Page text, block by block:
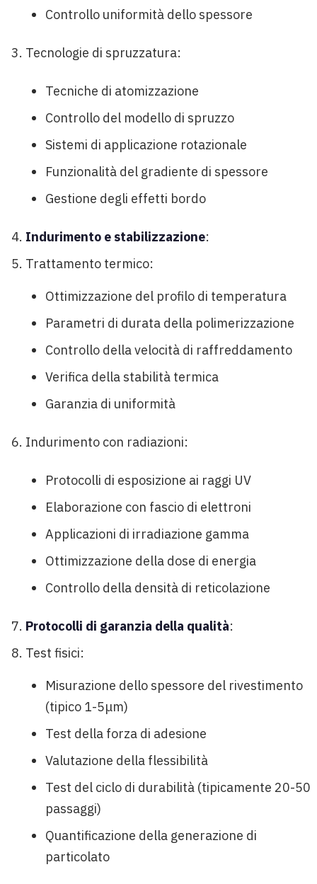
Controllo uniformità dello spessore
Tecnologie di spruzzatura:
Tecniche di atomizzazione
Controllo del modello di spruzzo
Sistemi di applicazione rotazionale
Funzionalità del gradiente di spessore
Gestione degli effetti bordo
Indurimento e stabilizzazione:
Trattamento termico:
Ottimizzazione del profilo di temperatura
Parametri di durata della polimerizzazione
Controllo della velocità di raffreddamento
Verifica della stabilità termica
Garanzia di uniformità
Indurimento con radiazioni:
Protocolli di esposizione ai raggi UV
Elaborazione con fascio di elettroni
Applicazioni di irradiazione gamma
Ottimizzazione della dose di energia
Controllo della densità di reticolazione
Protocolli di garanzia della qualità:
Test fisici:
Misurazione dello spessore del rivestimento
(tipico 1-5μm)
Test della forza di adesione
Valutazione della flessibilità
Test del ciclo di durabilità (tipicamente 20-50
passaggi)
Quantificazione della generazione di
particolato